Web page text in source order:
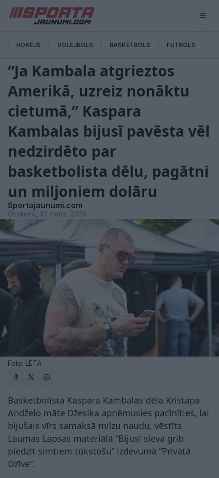
HOKEJS VOLEJBOLS BASKETBOLS FUTBOLS
“Ja Kambala atgrieztos
Amerikā, uzreiz nonāktu
cietumā,” Kaspara
Kambalas bijusī pavēsta vēl
nedzirdēto par
basketbolista dēlu, pagātni
un miljoniem dolāru
Sportajaunumi.com
Otrdiena, 31. marts, 2026
Foto: LETA
Basketbolista Kaspara Kambalas dēla Kristapa
Andželo māte Džesika apņēmusies pacīnīties, lai
bijušais vīrs samaksā milzu naudu, vēstīts
Laumas Lapsas materiālā “Bijusī sieva grib
piedzīt simtiem tūkstošu” izdevumā “Privātā
Dzīve”.